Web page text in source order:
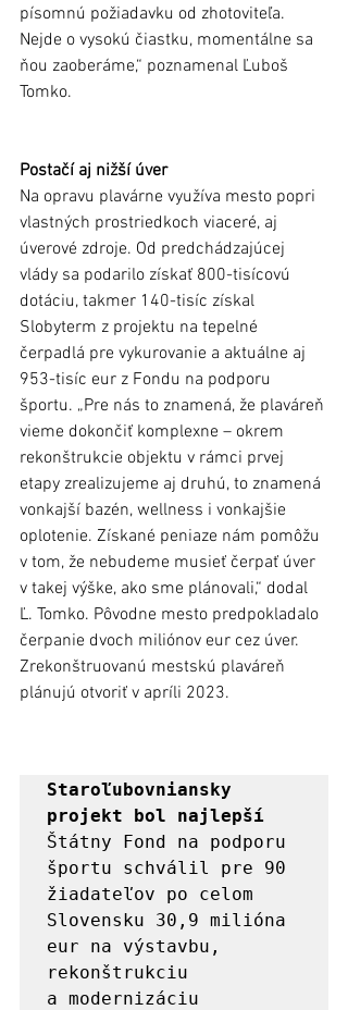
písomnú požiadavku od zhotoviteľa.
Nejde o vysokú čiastku, momentálne sa
ňou zaoberáme,“ poznamenal Ľuboš
Tomko.
Postačí aj nižší úver
Na opravu plavárne využíva mesto popri
vlastných prostriedkoch viaceré, aj
úverové zdroje. Od predchádzajúcej
vlády sa podarilo získať 800-tisícovú
dotáciu, takmer 140-tisíc získal
Slobyterm z projektu na tepelné
čerpadlá pre vykurovanie a aktuálne aj
953-tisíc eur z Fondu na podporu
športu. „Pre nás to znamená, že plaváreň
vieme dokončiť komplexne – okrem
rekonštrukcie objektu v rámci prvej
etapy zrealizujeme aj druhú, to znamená
vonkajší bazén, wellness i vonkajšie
oplotenie. Získané peniaze nám pomôžu
v tom, že nebudeme musieť čerpať úver
v takej výške, ako sme plánovali,“ dodal
Ľ. Tomko. Pôvodne mesto predpokladalo
čerpanie dvoch miliónov eur cez úver.
Zrekonštruovanú mestskú plaváreň
plánujú otvoriť v apríli 2023.
Staroľubovniansky
projekt bol najlepší
Štátny Fond na podporu
športu schválil pre 90
žiadateľov po celom
Slovensku 30,9 milióna
eur na výstavbu,
rekonštrukciu
a modernizáciu